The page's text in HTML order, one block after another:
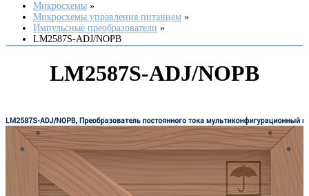
Микросхемы
Микросхемы управления питанием
Импульсные преобразователи
LM2587S-ADJ/NOPB
LM2587S-ADJ/NOPB